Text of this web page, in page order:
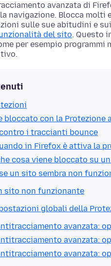
avanzata di
navigazione. Blocca
sulle sue abitudini e
del sito. Questo
per esempio programmi
bloccato con la Protezione
i traccianti bounce
in Firefox è attiva la
cosa viene bloccato su
un sito sembra non
sito non funzionante
globali della
avanzata:
avanzata:
avanzata: